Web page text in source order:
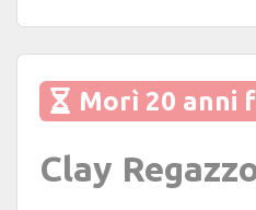
Morì 20 anni
Clay